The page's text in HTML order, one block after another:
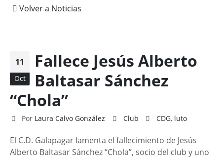
Volver a Noticias
11
Oct
Fallece Jesús Alberto
Baltasar Sánchez
“Chola”
Por Laura Calvo González Club CDG, luto
El C.D. Galapagar lamenta el fallecimiento de Jesús
Alberto Baltasar Sánchez “Chola”, socio del club y uno